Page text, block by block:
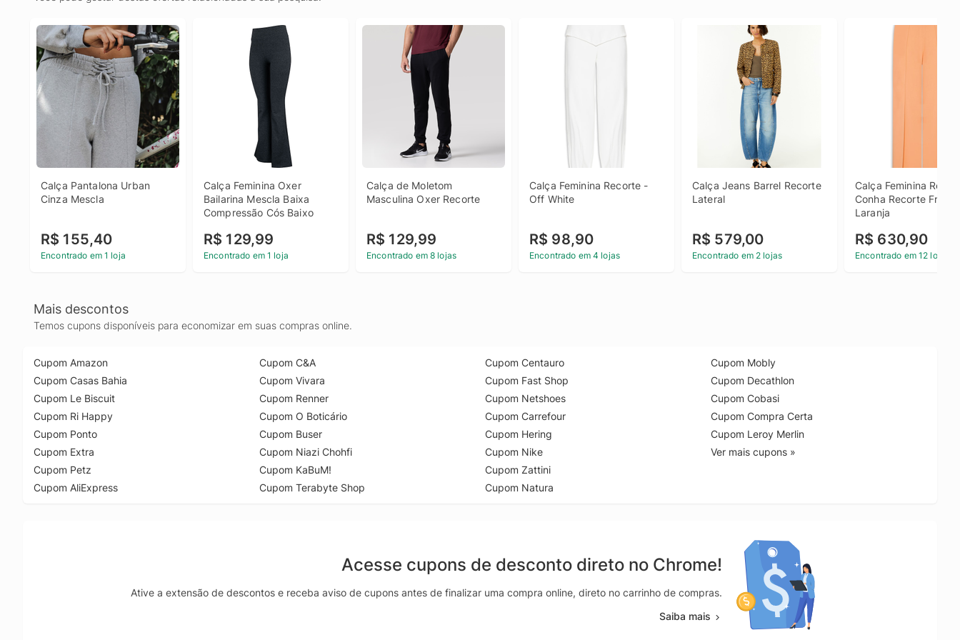
Calça Pantalona Urban
Cinza Mescla
R$ 155,40
Encontrado em 1 loja
Calça Feminina Oxer
Bailarina Mescla Baixa
Compressão Cós Baixo
R$ 129,99
Encontrado em 1 loja
Calça de Moletom
Masculina Oxer Recorte
R$ 129,99
Encontrado em 8 lojas
Calça Feminina Recorte -
Off White
R$ 98,90
Encontrado em 4 lojas
Calça Jeans Barrel Recorte
Lateral
R$ 579,00
Encontrado em 2 lojas
Calça Feminina Reta
Conha Recorte
Laranja
R$ 630,90
Encontrado em 12 lojas
Mais descontos
Temos cupons disponíveis para economizar em suas compras online.
Cupom Amazon
Cupom Casas Bahia
Cupom Le Biscuit
Cupom Ri Happy
Cupom Ponto
Cupom Extra
Cupom Petz
Cupom AliExpress
Cupom C&A
Cupom Vivara
Cupom Renner
Cupom O Boticário
Cupom Buser
Cupom Niazi Chohfi
Cupom KaBuM!
Cupom Terabyte Shop
Cupom Centauro
Cupom Fast Shop
Cupom Netshoes
Cupom Carrefour
Cupom Hering
Cupom Nike
Cupom Zattini
Cupom Natura
Cupom Mobly
Cupom Decathlon
Cupom Cobasi
Cupom Compra Certa
Cupom Leroy Merlin
Ver mais cupons »
Acesse cupons de desconto direto no Chrome!
Ative a extensão de descontos e receba aviso de cupons antes de finalizar uma compra online, direto no carrinho de compras.
Saiba mais